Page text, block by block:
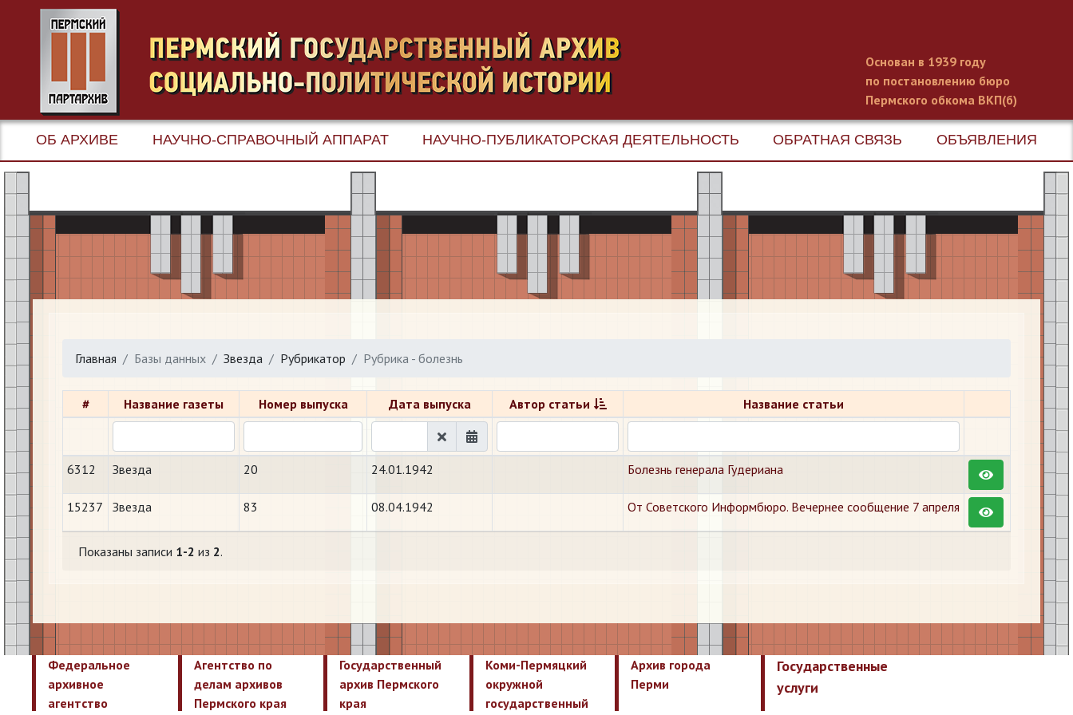
Основан в 1939 году
по постановлению бюро
Пермского обкома ВКП(б)
ОБ АРХИВЕ НАУЧНО-СПРАВОЧНЫЙ АППАРАТ НАУЧНО-ПУБЛИКАТОРСКАЯ ДЕЯТЕЛЬНОСТЬ ОБРАТНАЯ СВЯЗЬ ОБЪЯВЛЕНИЯ
Главная Базы данных Звезда Рубрикатор Рубрика - болезнь
# Название газеты Номер выпуска Дата выпуска Автор статьи Название статьи
6312 Звезда 20 24.01.1942 Болезнь генерала Гудериана
15237 Звезда 83 08.04.1942 От Советского Информбюро. Вечернее сообщение 7 апреля
Показаны записи 1-2 из 2.
Федеральное
архивное
агентство
Агентство по
делам архивов
Пермского края
Государственный
архив Пермского
края
Коми-Пермяцкий
окружной
государственный
Архив города
Перми
Государственные
услуги